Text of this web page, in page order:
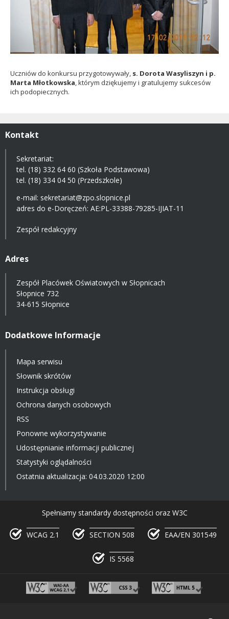
Uczniów do konkursu przygotowywały, s. Dorota Wasyliszyn i p.
Marta Młotkowska, którym dziękujemy i gratulujemy sukcesów
ich podopiecznych.
Kontakt
Sekretariat:
tel. (18) 332 64 60 (Szkoła Podstawowa)
tel. (18) 334 04 50 (Przedszkole)
e-mail: sekretariat@zpo.slopnice.pl
adres do e-Doręczeń: AE:PL-33388-79285-IJIAT-11
Zespół redakcyjny
Adres
Zespół Placówek Oświatowych w Słopnicach
Słopnice 732
34-615 Słopnice
Dodatkowe Informacje
Mapa serwisu
Słownik skrótów
Instrukcja obsługi
Ochrona danych osobowych
RSS
Ponowne wykorzystywanie
Udostępnianie informacji publicznej
Statystyki oglądalności
Ostatnia aktualizacja: 04.03.2020 12:00
Spełniamy standardy dostępności oraz W3C
WCAG 2.1 SECTION 508 EAA/EN 301549
IS 5568